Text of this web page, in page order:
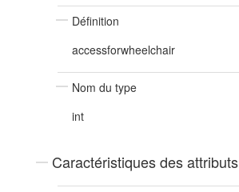
Définition
accessforwheelchair
Nom du type
int
Caractéristiques des attributs